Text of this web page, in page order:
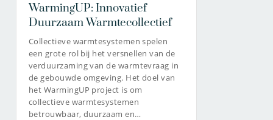
WarmingUP: Innovatief
Duurzaam Warmtecollectief
Collectieve warmtesystemen spelen
een grote rol bij het versnellen van de
verduurzaming van de warmtevraag in
de gebouwde omgeving. Het doel van
het WarmingUP project is om
collectieve warmtesystemen
betrouwbaar, duurzaam en…